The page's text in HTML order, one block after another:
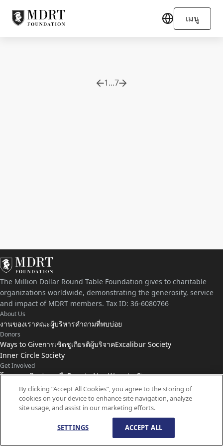
เมนู
1...7
The Million Dollar Round Table Foundation gives to charitable
organizations worldwide, demonstrating the generosity, service
and impact of MDRT members. Tax ID: 36-6080766
About Us
งานของเราคณะผู้บริหารคำถามที่พบบ่อย
Donors
Ways to Giveการเชิดชูเกียรติผู้บริจาคExcalibur Society
Inner Circle Society
Get Involved
โครงการเงินช่วยเหลือDonate NowWays to Give
Connect with Us
ติดต่อเราข่าว
มูลนิธิ MDRT สงวนลิขสิทธิ์
By clicking “Accept All Cookies”, you agree to the storing of
cookies on your device to enhance site navigation, analyze
site usage, and assist in our marketing efforts.
SETTINGS ACCEPT ALL